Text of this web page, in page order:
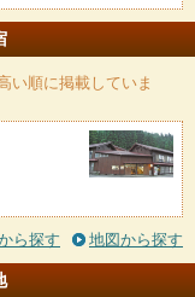
い順に掲載していま
ら探す 地図から探す